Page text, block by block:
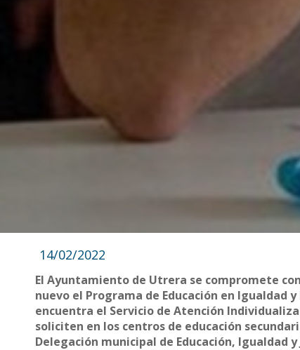
14/02/2022
El Ayuntamiento de Utrera se compromete
nuevo el Programa de Educación en Igualdad
encuentra el Servicio de Atención
soliciten en los centros de educación
Delegación municipal de Educación, Igualdad